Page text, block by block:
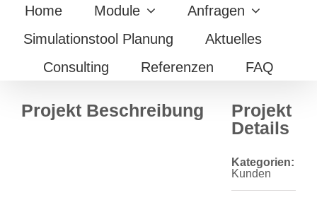
Home Module
Anfragen
Simulationstool Planung
Aktuelles
Consulting
Referenzen FAQ
Projekt Beschreibung
Projekt
Details
Kategorien:
Kunden